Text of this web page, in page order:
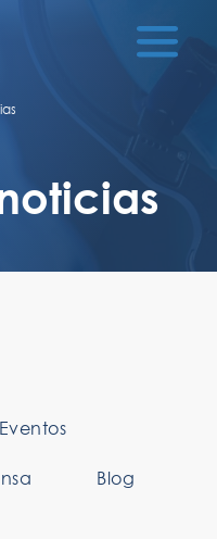
Eventos
Blog